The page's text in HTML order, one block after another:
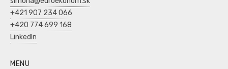
+421 907 234 066
+420 774 699 168
LinkedIn
MENU